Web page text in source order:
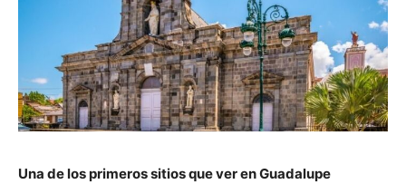
Una de los primeros sitios que ver en Guadalupe